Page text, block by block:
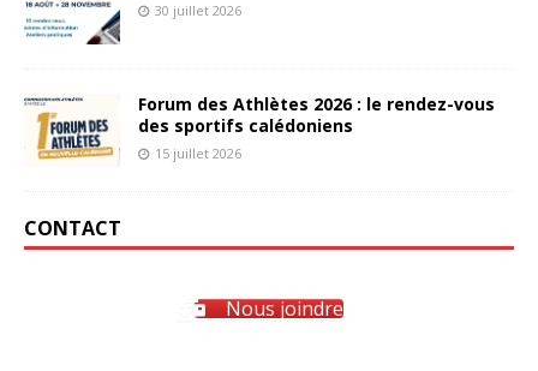
30 juillet 2026
Forum des Athlètes 2026 : le rendez-vous
des sportifs calédoniens
15 juillet 2026
CONTACT
Nous joindre